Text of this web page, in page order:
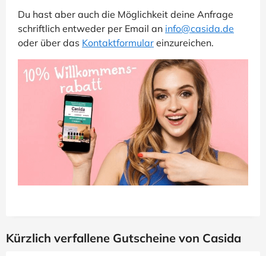
Du hast aber auch die Möglichkeit deine Anfrage
schriftlich entweder per Email an info@casida.de
oder über das Kontaktformular einzureichen.
Kürzlich verfallene Gutscheine von Casida